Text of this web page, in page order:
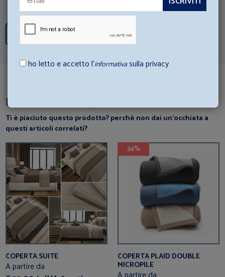
Scopri tutti i consigli
Dai un’occhiata a questi articoli
Ti è piaciuto questo prodotto? perchè non dai un’occhiata a
questi articoli correlati?
COPERTA SUITE
A partire da
34%
COPERTA PLAID DOUBLE
MICROPILE
ho letto e accetto l’informativasulla privacy